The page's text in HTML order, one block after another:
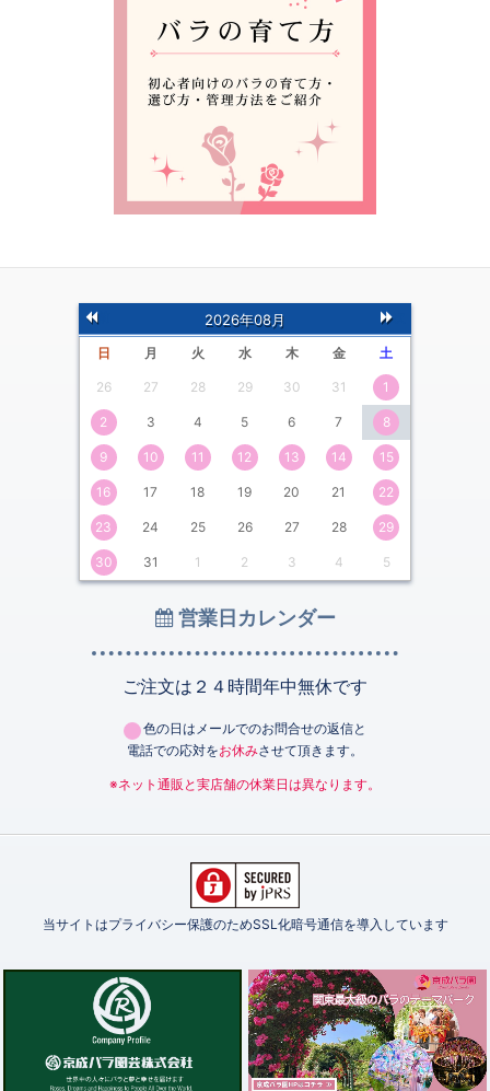
前
の月
次
の月
2026年08月
日 月 火 水 木 金 土
26 27 28 29 30 31 1
2 3 4 5 6 7 8
9 10 11 12 13 14 15
16 17 18 19 20 21 22
23 24 25 26 27 28 29
30 31 1 2 3 4 5
営業日カレンダー
ご注文は２４時間年中無休です
色の日はメールでのお問合せの返信と
電話での応対をお休みさせて頂きます。
※ネット通販と実店舗の休業日は異なります。
当サイトはプライバシー保護のためSSL化暗号通信を導入しています